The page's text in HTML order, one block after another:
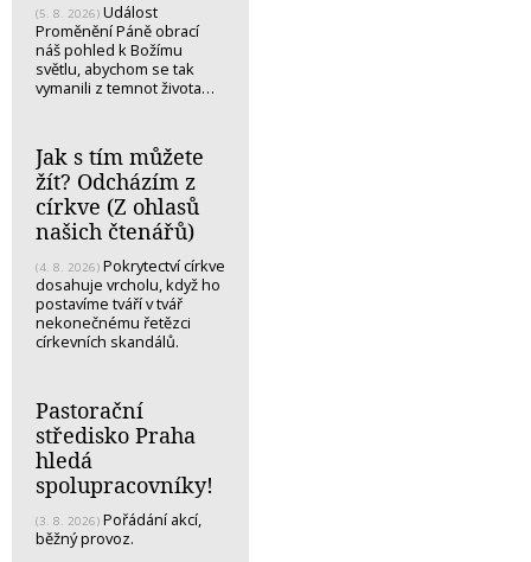
(5. 8. 2026) Událost
Proměnění Páně obrací
náš pohled k Božímu
světlu, abychom se tak
vymanili z temnot života…
Jak s tím můžete
žít? Odcházím z
církve (Z ohlasů
našich čtenářů)
(4. 8. 2026) Pokrytectví církve
dosahuje vrcholu, když ho
postavíme tváří v tvář
nekonečnému řetězci
církevních skandálů.
Pastorační
středisko Praha
hledá
spolupracovníky!
(3. 8. 2026) Pořádání akcí,
běžný provoz.